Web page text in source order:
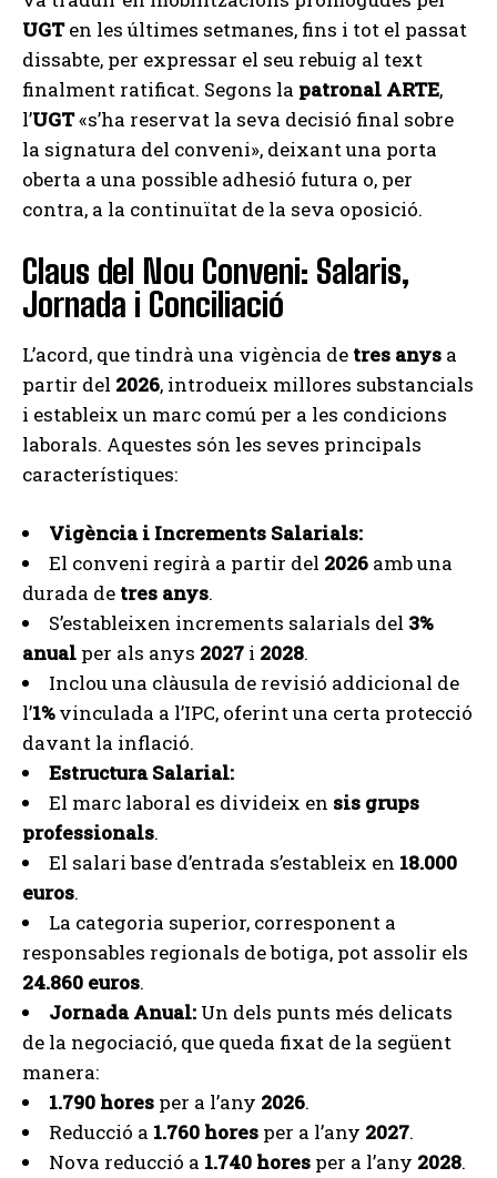
UGTen les últimes setmanes, fins i tot el passat
dissabte, per expressar el seu rebuig al text
finalment ratificat. Segons la patronal ARTE,
l’UGT«s’ha reservat la seva decisió final sobre
la signatura del conveni», deixant una porta
oberta a una possible adhesió futura o, per
contra, a la continuïtat de la seva oposició.
Claus del Nou Conveni: Salaris,
Jornada i Conciliació
L’acord, que tindrà una vigència de tres anys a
partir del 2026, introdueix millores substancials
i estableix un marc comú per a les condicions
laborals. Aquestes són les seves principals
característiques:
Vigència i Increments Salarials:
El conveni regirà a partir del 2026 amb una
durada de tres anys.
S’estableixen increments salarials del 3%
anual per als anys 2027 i 2028.
Inclou una clàusula de revisió addicional de
l’1%vinculada a l’IPC, oferint una certa protecció
davant la inflació.
Estructura Salarial:
El marc laboral es divideix en sis grups
professionals.
El salari base d’entrada s’estableix en 18.000
euros.
La categoria superior, corresponent a
responsables regionals de botiga, pot assolir els
24.860 euros.
Jornada Anual: Un dels punts més delicats
de la negociació, que queda fixat de la següent
manera:
1.790 hores per a l’any 2026.
Reducció a 1.760 hores per a l’any 2027.
Nova reducció a 1.740 hores per a l’any 2028.